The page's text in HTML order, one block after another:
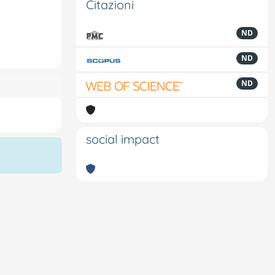
Citazioni
ND
ND
ND
social impact